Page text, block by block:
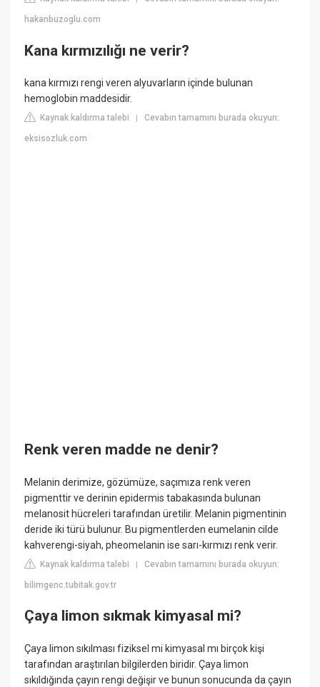
hakanbuzoglu.com
Kana kırmızılığı ne verir?
kana kırmızı rengi veren alyuvarların içinde bulunan
hemoglobin maddesidir.
Kaynak kaldırma talebi |Cevabın tamamını burada okuyun:
eksisozluk.com
Renk veren madde ne denir?
Melanin derimize, gözümüze, saçımıza renk veren
pigmenttir ve derinin epidermis tabakasında bulunan
melanosit hücreleri tarafından üretilir. Melanin pigmentinin
deride iki türü bulunur. Bu pigmentlerden eumelanin cilde
kahverengi-siyah, pheomelanin ise sarı-kırmızı renk verir.
Kaynak kaldırma talebi |Cevabın tamamını burada okuyun:
bilimgenc.tubitak.gov.tr
Çaya limon sıkmak kimyasal mi?
Çaya limon sıkılması fiziksel mi kimyasal mı birçok kişi
tarafından araştırılan bilgilerden biridir. Çaya limon
sıkıldığında çayın rengi değişir ve bunun sonucunda da çayın